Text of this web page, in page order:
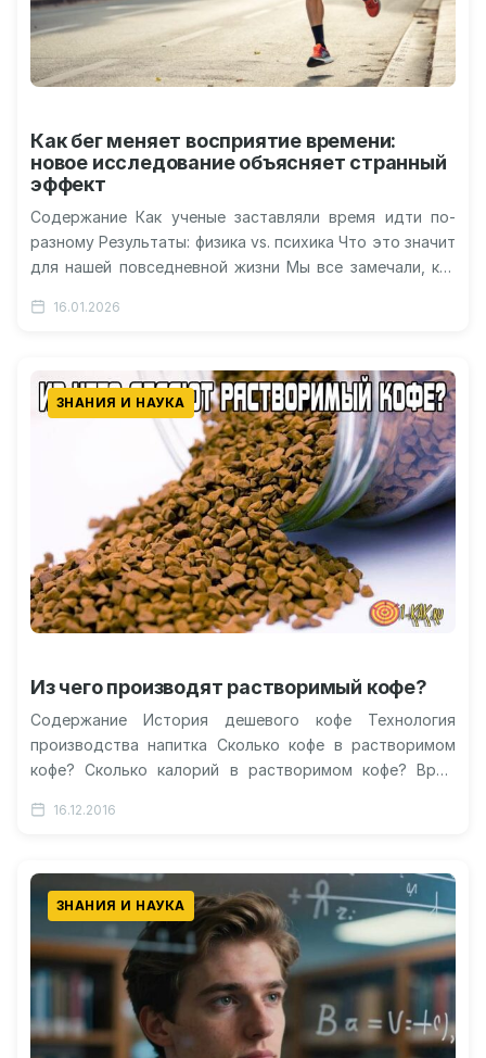
Как бег меняет восприятие времени:
новое исследование объясняет странный
эффект
Содержание Как ученые заставляли время идти по-
разному Результаты: физика vs. психика Что это значит
для нашей повседневной жизни Мы все замечали, как
16.01.2026
ЗНАНИЯ И НАУКА
Из чего производят растворимый кофе?
Содержание История дешевого кофе Технология
производства напитка Сколько кофе в растворимом
кофе? Сколько калорий в растворимом кофе? Вред
кофе?…
16.12.2016
ЗНАНИЯ И НАУКА